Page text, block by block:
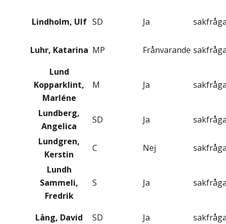
Lindholm, Ulf SD Ja
Luhr, Katarina MP Frånvarande
Lund
Kopparklint,
Marléne
M Ja
Lundberg,
Angelica
SD Ja
Lundgren,
Kerstin
C Nej
Lundh
Sammeli,
Fredrik
S Ja
Lång, David SD Ja